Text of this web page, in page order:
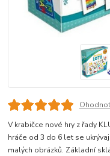
V krabičce nové hry z řady
hráče od 3 do 6 let se
malých obrázků. Základní